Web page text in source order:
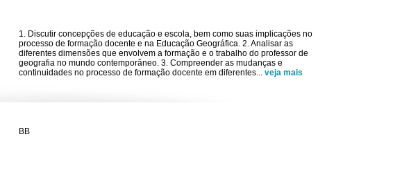
1. Discutir concepções de educação e escola, bem como suas implicações no
processo de formação docente e na Educação Geográfica. 2. Analisar as
diferentes dimensões que envolvem a formação e o trabalho do professor de
geografia no mundo contemporâneo. 3. Compreender as mudanças e
continuidades no processo de formação docente em diferentes... veja mais
BB